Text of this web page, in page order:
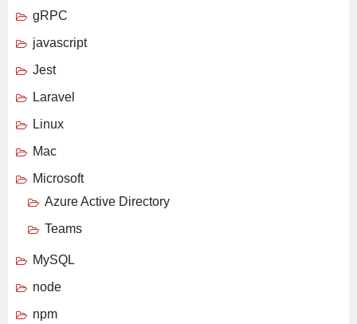
gRPC
javascript
Jest
Laravel
Linux
Mac
Microsoft
Azure Active Directory
Teams
MySQL
node
npm